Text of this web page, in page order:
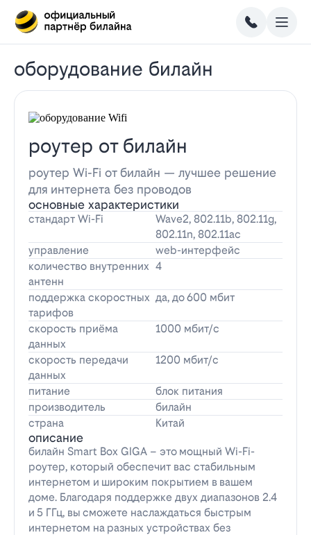
оборудование билайн
роутер от билайн
роутер Wi-Fi от билайн — лучшее решение
для интернета без проводов
основные характеристики
стандарт Wi-Fi
Wave2, 802.11b, 802.11g,
802.11n, 802.11ac
управление
web-интерфейс
количество внутренних
антенн
4
поддержка скоростных
тарифов
да, до 600 мбит
скорость приёма
данных
1000 мбит/с
скорость передачи
данных
1200 мбит/с
питание
блок питания
производитель
билайн
страна
Китай
описание
билайн Smart Box GIGA – это мощный Wi-Fi-
роутер, который обеспечит вас стабильным
интернетом и широким покрытием в вашем
доме. Благодаря поддержке двух диапазонов 2.4
и 5 ГГц, вы сможете наслаждаться быстрым
интернетом на разных устройствах без